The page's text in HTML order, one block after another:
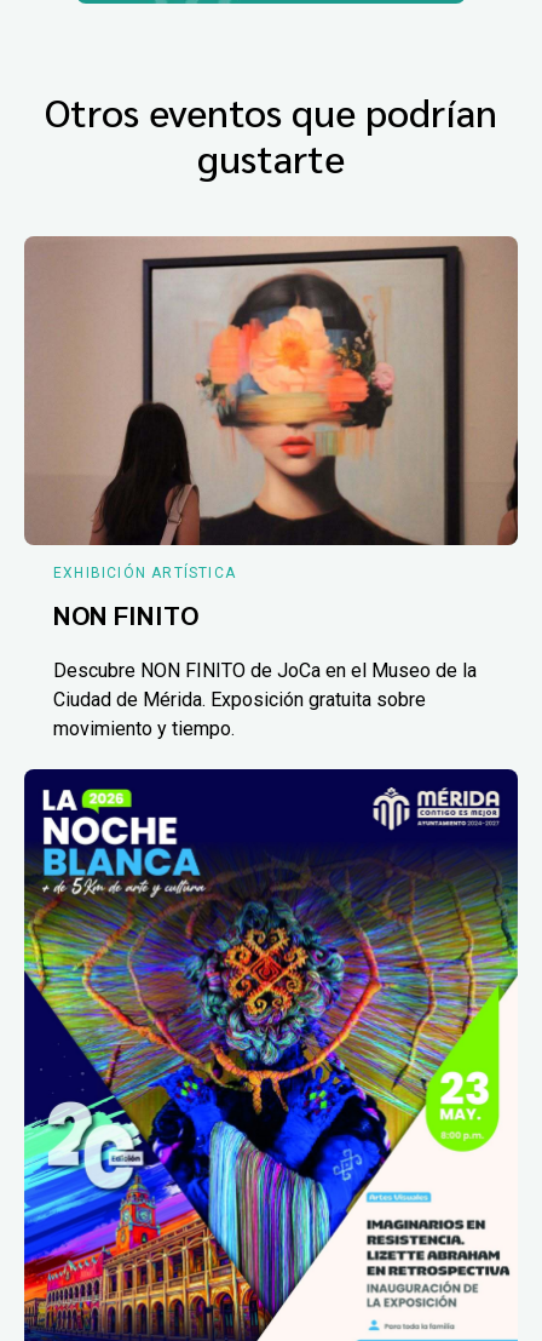
Otros eventos que podrían
gustarte
EXHIBICIÓN ARTÍSTICA
NON FINITO
Descubre NON FINITO de JoCa en el Museo de la
Ciudad de Mérida. Exposición gratuita sobre
movimiento y tiempo.